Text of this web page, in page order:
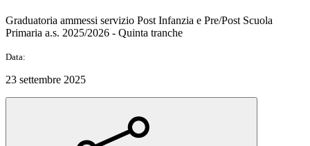
Graduatoria ammessi servizio Post Infanzia e Pre/Post Scuola
Primaria a.s. 2025/2026 - Quinta tranche
Data:
23 settembre 2025